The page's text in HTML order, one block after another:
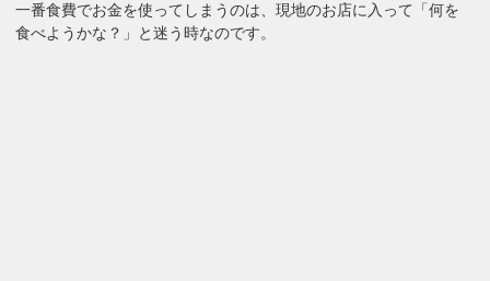
一番食費でお金を使ってしまうのは、現地のお店に入って「何を
食べようかな？」と迷う時なのです。